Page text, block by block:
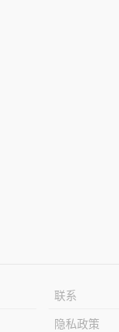
联系
隐私政策